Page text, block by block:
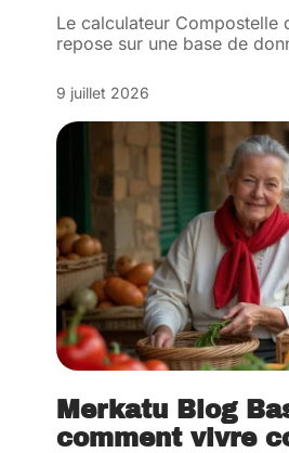
Le calculateur
repose sur une base de
9 juillet 2026
Merkatu Blog
comment vivre